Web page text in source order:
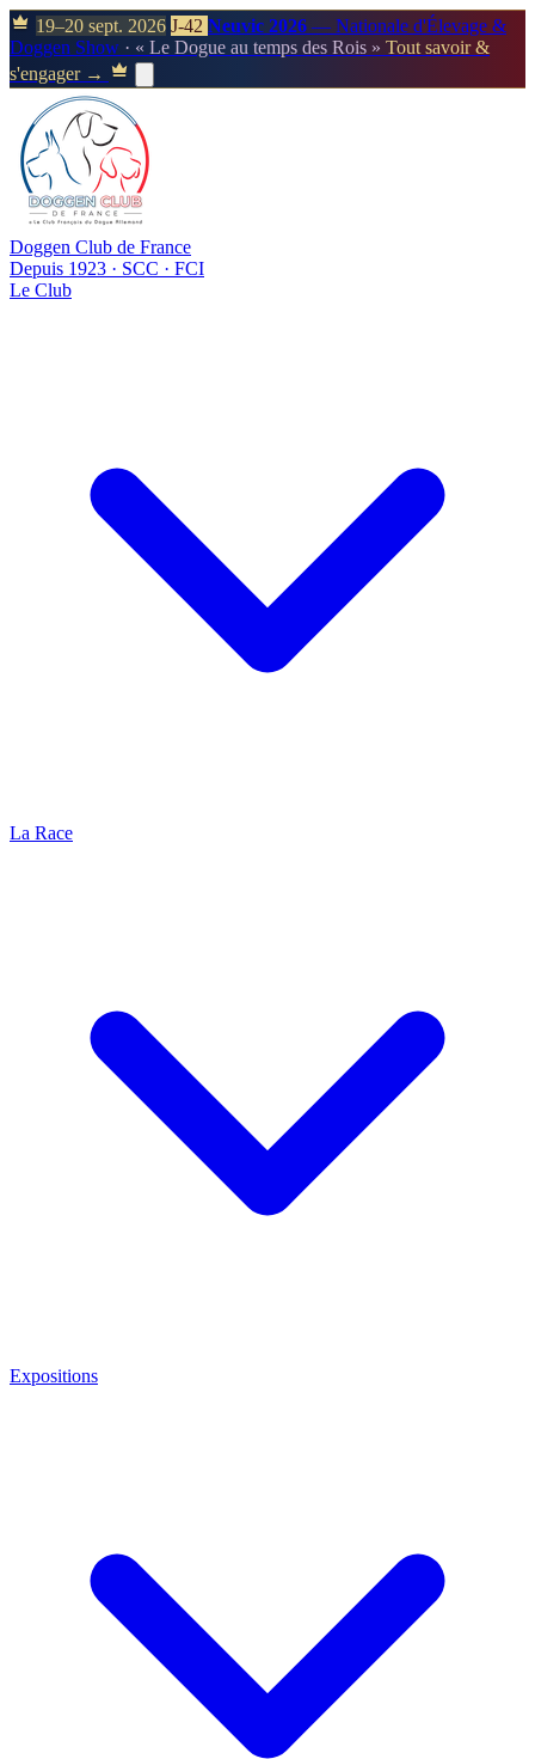
19–20 sept. 2026 J-42 Neuvic 2026 — Nationale d'Élevage &
Doggen Show · « Le Dogue au temps des Rois » Tout savoir &
s'engager →
Doggen Club de France
Depuis 1923 · SCC · FCI
Le Club
La Race
Expositions